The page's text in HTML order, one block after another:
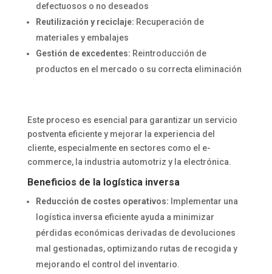
defectuosos o no deseados
Reutilización y reciclaje: Recuperación de
materiales y embalajes
Gestión de excedentes: Reintroducción de
productos en el mercado o su correcta eliminación
Este proceso es esencial para garantizar un servicio
postventa eficiente y mejorar la experiencia del
cliente, especialmente en sectores como el e-
commerce, la industria automotriz y la electrónica.
Beneficios de la logística inversa
Reducción de costes operativos: Implementar una
logística inversa eficiente ayuda a minimizar
pérdidas económicas derivadas de devoluciones
mal gestionadas, optimizando rutas de recogida y
mejorando el control del inventario.